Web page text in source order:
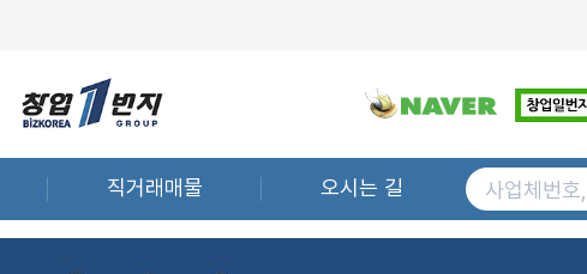
직거래매물 오시는 길